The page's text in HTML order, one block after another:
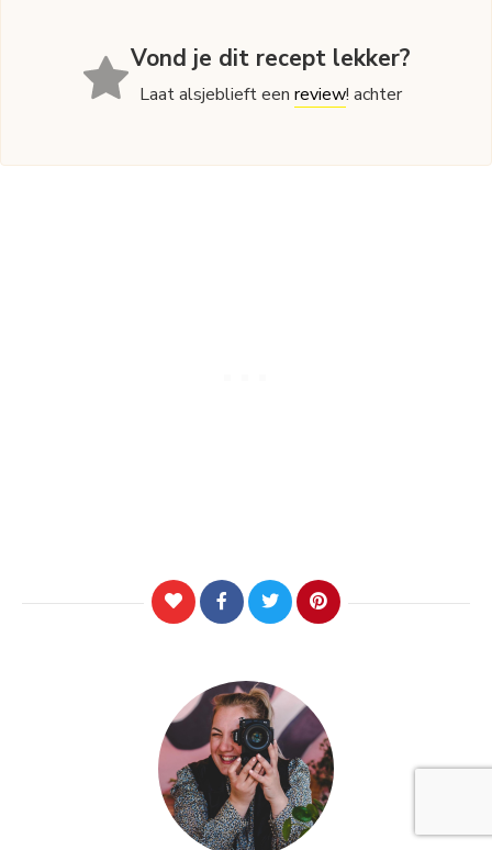
Vond je dit recept lekker?
Laat alsjeblieft eenreview! achter